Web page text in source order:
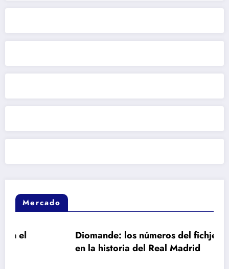
Mercado
Diomande: los números del fichje más caro
en la historia del Real Madrid